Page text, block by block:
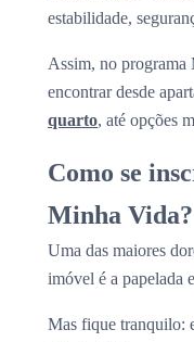
estabilidade,
Assim, no programa
encontrar desde
quarto, até opções
Como se
Minha Vida?
Uma das maiores
imóvel é a papelada
Mas fique tranquilo: